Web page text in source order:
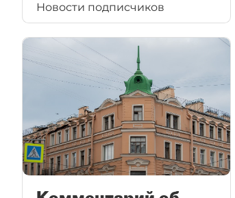
Новости подписчиков